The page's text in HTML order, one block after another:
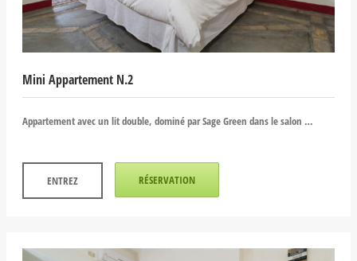
Mini Appartement N.2
Appartement avec un lit double, dominé par Sage Green dans le salon …
ENTREZ RÉSERVATION